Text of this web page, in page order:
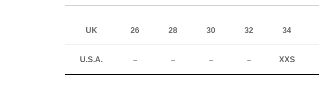
UK 26 28 30 32 34
U.S.A. – – – – XXS